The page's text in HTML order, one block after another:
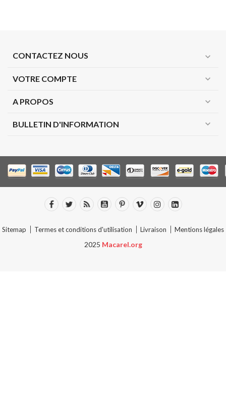
CONTACTEZ NOUS expand_more
VOTRE COMPTE expand_more
A PROPOS expand_more
BULLETIN D'INFORMATION expand_more
Sitemap Termes et conditions d'utilisation Livraison Mentions légales
2025 Macarel.org